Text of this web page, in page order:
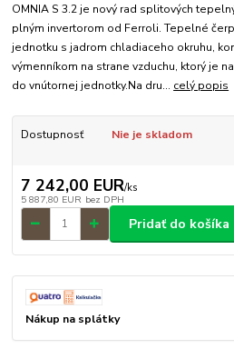
OMNIA S 3.2 je nový rad splitových
plným invertorom od Ferroli. Tepelné
jednotku s jadrom chladiaceho okruhu,
výmenníkom na strane vzduchu, ktorý je
do vnútornej jednotky.Na dru... celý popis
Dostupnosť Nie je skladom
7 242,00 EUR/ks
5 887,80 EUR bez DPH
Pridať do košíka
Nákup na splátky